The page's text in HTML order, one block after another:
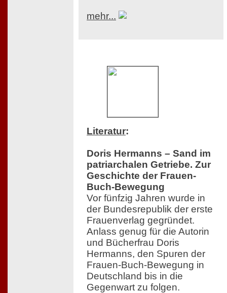
mehr...
Literatur:
Doris Hermanns – Sand im
patriarchalen Getriebe. Zur
Geschichte der Frauen-
Buch-Bewegung
Vor fünfzig Jahren wurde in
der Bundesrepublik der erste
Frauenverlag gegründet.
Anlass genug für die Autorin
und Bücherfrau Doris
Hermanns, den Spuren der
Frauen-Buch-Bewegung in
Deutschland bis in die
Gegenwart zu folgen.